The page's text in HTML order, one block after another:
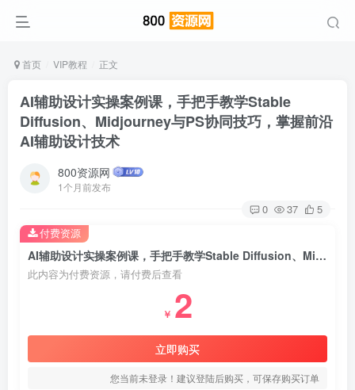
首页 VIP教程 正文
AI辅助设计实操案例课，手把手教学Stable
Diffusion、Midjourney与PS协同技巧，掌握前沿
AI辅助设计技术
800资源网
1个月前发布
0 37 5
AI辅助设计实操案例课，手把手教学Stable Diffusion、Midjourney与PS协同技巧，掌握前沿AI辅助设计技术
此内容为付费资源，请付费后查看
￥ 2
立即购买
您当前未登录！建议登陆后购买，可保存购买订单
付费资源